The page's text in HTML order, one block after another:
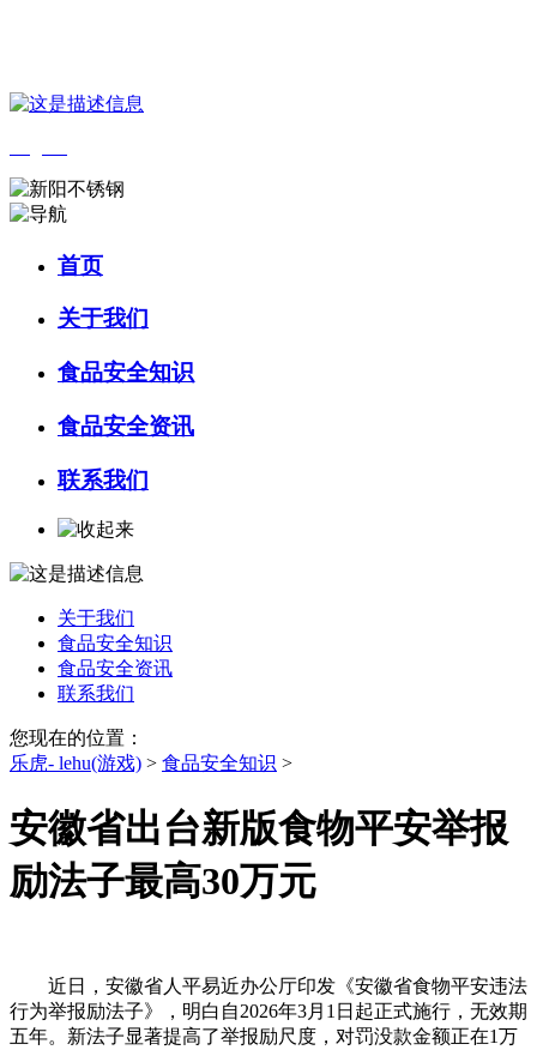
首页
关于我们
食品安全知识
食品安全资讯
联系我们
关于我们
食品安全知识
食品安全资讯
联系我们
您现在的位置：
乐虎- lehu(游戏) > 食品安全知识 >
安徽省出台新版食物平安举报
励法子最高30万元
近日，安徽省人平易近办公厅印发《安徽省食物平安违法
行为举报励法子》，明白自2026年3月1日起正式施行，无效期
五年。新法子显著提高了举报励尺度，对罚没款金额正在1万